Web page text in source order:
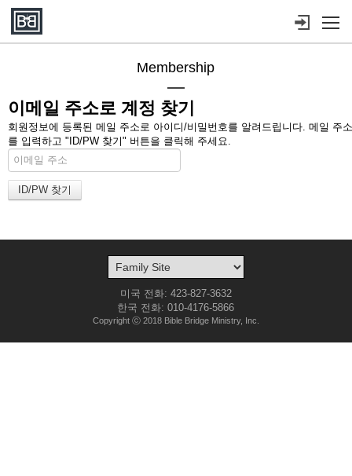
Membership
이메일 주소로 계정 찾기
회원정보에 등록된 메일 주소로 아이디/비밀번호를 알려드립니다. 메일 주소
를 입력하고 "ID/PW 찾기" 버튼을 클릭해 주세요.
미국 전화: 423-827-3632
한국 전화: 010-4176-5866
Copyright ⓒ 2018 Bible Bridge Ministry, Inc.